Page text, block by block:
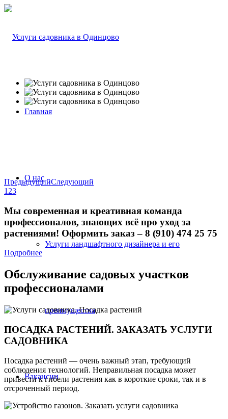
Главная
О нас
Услуги ландшафтного дизайнера и его
преимущества
Вакансии
ПредыдущийСледующий
1 23
Мы современная и креативная команда
профессионалов, знающих всё про уход за
растениями! Оформить заказ – 8 (910) 474 25 75
Подробнее
Обслуживание садовых участков
профессионалами
ПОСАДКА РАСТЕНИЙ. ЗАКАЗАТЬ УСЛУГИ
САДОВНИКА
Посадка растений — очень важный этап, требующий
соблюдения технологий. Неправильная посадка может
привести к гибели растения как в короткие сроки, так и в
отсроченный период.